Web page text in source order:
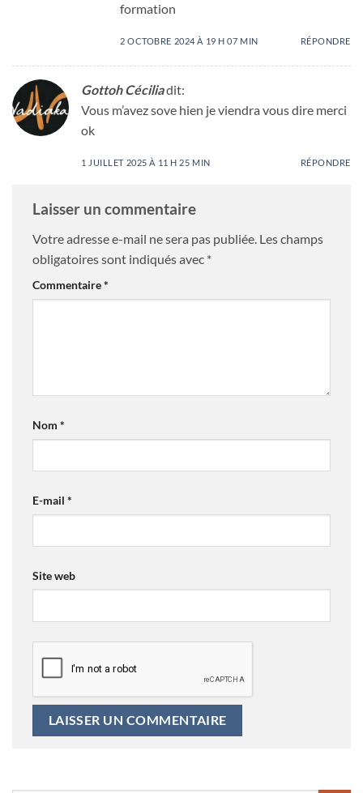
formation
2 OCTOBRE 2024 À 19 H 07 MIN RÉPONDRE
Gottoh Céciliadit:
Vous m’avez sove hien je viendra vous dire merci
ok
1 JUILLET 2025 À 11 H 25 MIN RÉPONDRE
Laisser un commentaire
Votre adresse e-mail ne sera pas publiée. Les champs
obligatoires sont indiqués avec *
Commentaire*
Nom *
E-mail *
Site web